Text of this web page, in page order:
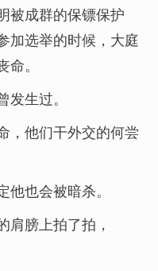
被成群的保镖保护
加选举的时候，大庭
。
生过。
，他们干外交的何尝
也会被暗杀。
肩膀上拍了拍，